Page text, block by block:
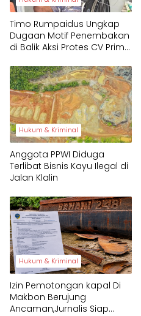
Timo Rumpaidus Ungkap
Dugaan Motif Penembakan
di Balik Aksi Protes CV Prima
Hukum & Kriminal
Anggota PPWI Diduga
Terlibat Bisnis Kayu Ilegal di
Jalan Klalin
Hukum & Kriminal
Izin Pemotongan kapal Di
Makbon Berujung
Ancaman,Jurnalis Siap